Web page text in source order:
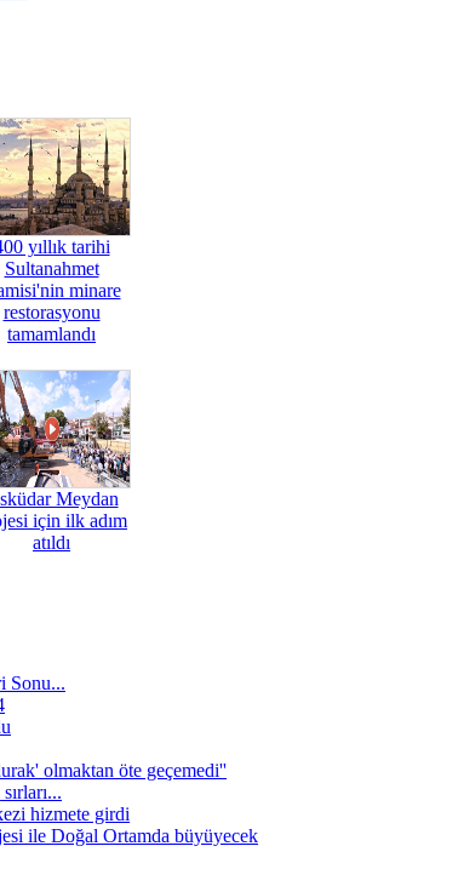
yıllık tarihi
Sultanahmet
minare
restorasyonu
tamamlandı
Meydan
için ilk adım
atıldı
Sonu...
olmaktan öte geçemedi''
hizmete girdi
ile Doğal Ortamda büyüyecek